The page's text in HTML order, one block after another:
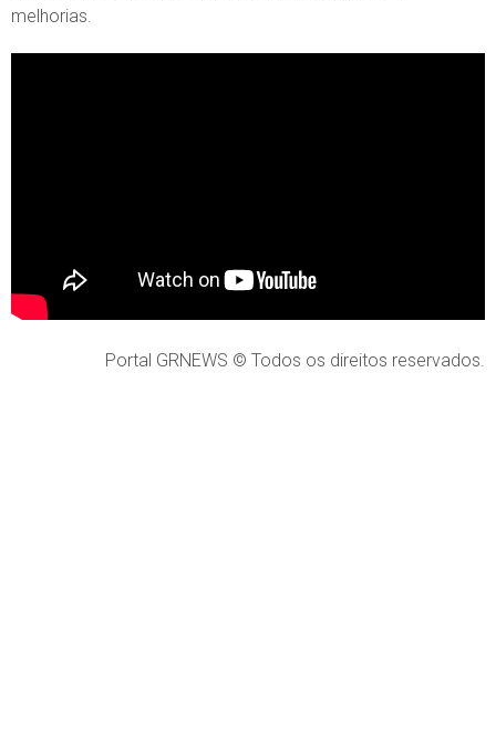
melhorias.
Portal GRNEWS © Todos os direitos reservados.